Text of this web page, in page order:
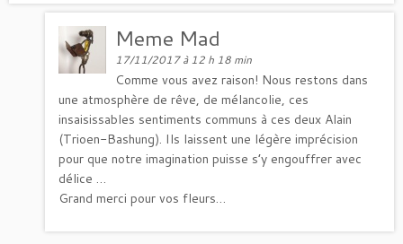
Meme Mad
17/11/2017 à 12 h 18 min
Comme vous avez raison! Nous restons dans
une atmosphère de rêve, de mélancolie, ces
insaisissables sentiments communs à ces deux Alain
(Trioen-Bashung). Ils laissent une légère imprécision
pour que notre imagination puisse s’y engouffrer avec
délice …
Grand merci pour vos fleurs…